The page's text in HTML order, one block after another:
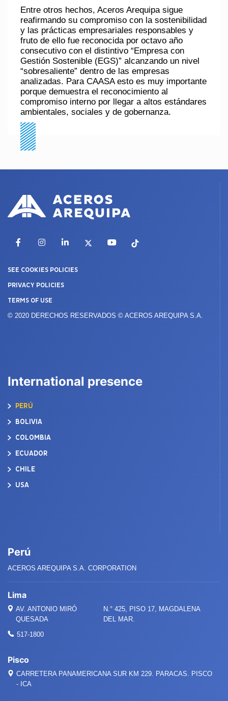
Entre otros hechos, Aceros Arequipa sigue
reafirmando su compromiso con la sostenibilidad
y las prácticas empresariales responsables y
fruto de ello fue reconocida por octavo año
consecutivo con el distintivo “Empresa con
Gestión Sostenible (EGS)” alcanzando un nivel
“sobresaliente” dentro de las empresas
analizadas. Para CAASA esto es muy importante
porque demuestra el reconocimiento al
compromiso interno por llegar a altos estándares
ambientales, sociales y de gobernanza.
FacebookInstagramLinkedIn YouTubeTikTok
SEE COOKIES POLICIES
PRIVACY POLICIES
TERMS OF USE
© 2020 DERECHOS RESERVADOS © ACEROS AREQUIPA S.A.
International presence
PERÚ
BOLIVIA
COLOMBIA
ECUADOR
CHILE
USA
Perú
ACEROS AREQUIPA S.A. CORPORATION
Lima
AV. ANTONIO MIRÓ
QUESADA
N.° 425, PISO 17, MAGDALENA
DEL MAR.
517-1800
Pisco
CARRETERA PANAMERICANA SUR KM 229. PARACAS. PISCO
- ICA